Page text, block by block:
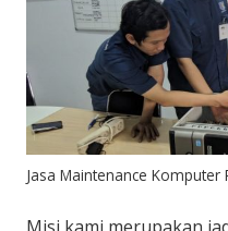
Jasa Maintenance